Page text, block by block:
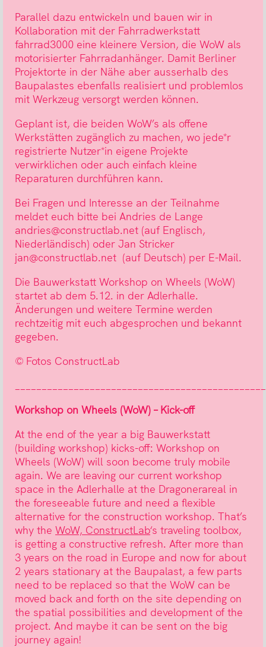
Parallel dazu entwickeln und bauen wir in
Kollaboration mit der Fahrradwerkstatt
fahrrad3000 eine kleinere Version, die WoW als
motorisierter Fahrradanhänger. Damit Berliner
Projektorte in der Nähe aber ausserhalb des
Baupalastes ebenfalls realisiert und problemlos
mit Werkzeug versorgt werden können.
Geplant ist, die beiden WoW’s als offene
Werkstätten zugänglich zu machen, wo jede*r
registrierte Nutzer*in eigene Projekte
verwirklichen oder auch einfach kleine
Reparaturen durchführen kann.
Bei Fragen und Interesse an der Teilnahme
meldet euch bitte bei Andries de Lange
andries@constructlab.net (auf Englisch,
Niederländisch) oder Jan Stricker
jan@constructlab.net (auf Deutsch) per E-Mail.
Die Bauwerkstatt Workshop on Wheels (WoW)
startet ab dem 5.12. in der Adlerhalle.
Änderungen und weitere Termine werden
rechtzeitig mit euch abgesprochen und bekannt
gegeben.
© Fotos ConstructLab
Workshop on Wheels (WoW) – Kick-off
At the end of the year a big Bauwerkstatt
(building workshop) kicks-off: Workshop on
Wheels (WoW) will soon become truly mobile
again. We are leaving our current workshop
space in the Adlerhalle at the Dragonerareal in
the foreseeable future and need a flexible
alternative for the construction workshop. That’s
why the WoW, ConstructLab‘s traveling toolbox,
is getting a constructive refresh. After more than
3 years on the road in Europe and now for about
2 years stationary at the Baupalast, a few parts
need to be replaced so that the WoW can be
moved back and forth on the site depending on
the spatial possibilities and development of the
project. And maybe it can be sent on the big
journey again!